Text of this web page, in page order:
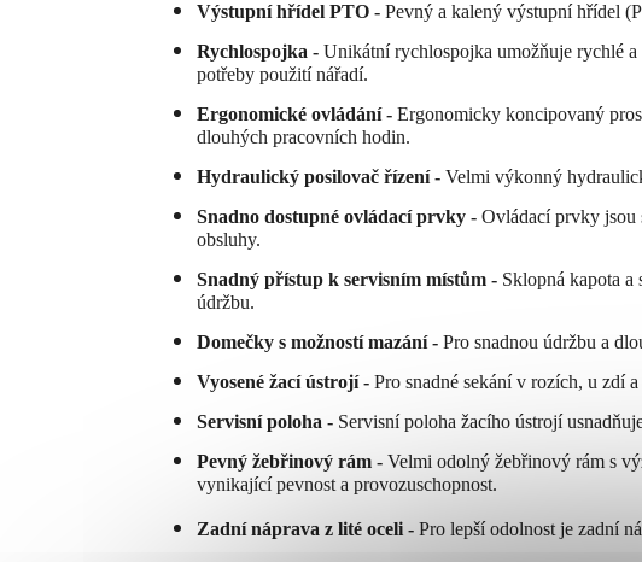
Výstupní hřídel PTO - Pevný a kalený výstupní hřídel
Rychlospojka - Unikátní rychlospojka umožňuje rychlé
potřeby použití nářadí.
Ergonomické ovládání - Ergonomicky koncipovaný
dlouhých pracovních hodin.
Hydraulický posilovač řízení - Velmi výkonný
Snadno dostupné ovládací prvky - Ovládací prvky jsou
obsluhy.
Snadný přístup k servisním místům - Sklopná kapota a
údržbu.
Domečky s možností mazání - Pro snadnou údržbu a
Vyosené žací ústrojí - Pro snadné sekání v rozích, u zdí
Servisní poloha - Servisní poloha žacího ústrojí
Pevný žebřinový rám - Velmi odolný žebřinový rám s
vynikající pevnost a provozuschopnost.
Zadní náprava z lité oceli - Pro lepší odolnost je zadní